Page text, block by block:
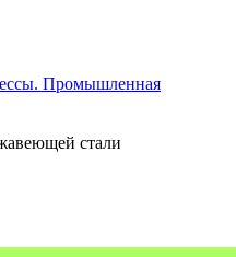
Промышленная
стали